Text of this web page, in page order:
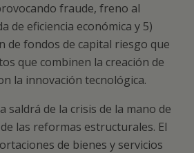
fraude, freno al
de eficiencia económica y 5)
de fondos de capital riesgo que
que combinen la creación de
la innovación tecnológica.
saldrá de la crisis de la mano de
las reformas estructurales. El
de bienes y servicios